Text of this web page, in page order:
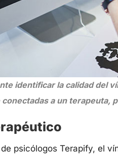
identificar la calidad del
a un terapeuta,
psicólogos Terapify, el